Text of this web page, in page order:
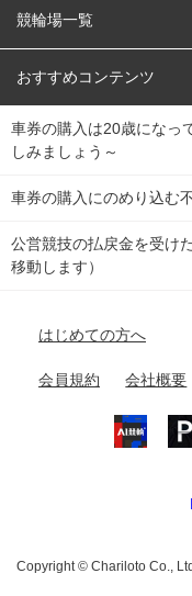
オートレース
競輪くじ
Dokanto!
チャリロトプラザ
レース予想
レース結果
キャリーオーバー一覧
競輪場一覧
北日本 函館競輪場
関
東
弥彦競輪場 前橋
関
東
小田原競輪場
名古屋競輪場
富山競輪場 松阪
福井競輪場 奈
おすすめコンテンツ
競輪選手情報
Perfecta Navi
netkeirin
車券の購入は20歳にな
しみましょう～
車券の購入にのめり込む
公営競技の払戻金を受け
移動します）
はじめての方へ
会員規約 会社概要
Copyright © Chariloto Co.,